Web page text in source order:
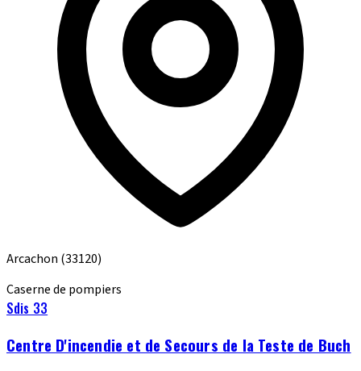
Arcachon (33120)
Caserne de pompiers
Sdis 33
Centre D'incendie et de Secours de la Teste de Buch